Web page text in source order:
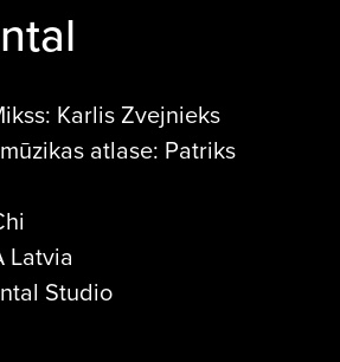
Karlis Zvejnieks
atlase: Patriks
Latvia
Studio